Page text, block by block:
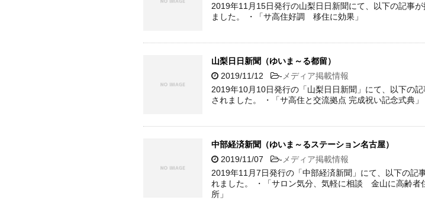
2019年11月15日発行の山梨日日新聞にて、以下の記事
ました。 ・「サ高住好調 移住に効果」
山梨日日新聞（ゆいま～る都留）
2019/11/12
-メディア掲載情報
2019年10月10日発行の「山梨日日新聞」にて、以下の
されました。 ・「サ高住と交流拠点 完成祝い記念式典」
中部経済新聞（ゆいま～るステーション名古屋）
2019/11/07
-メディア掲載情報
2019年11月7日発行の「中部経済新聞」にて、以下の記
れました。 ・「サロン気分、気軽に相談 金山に高齢者
所」